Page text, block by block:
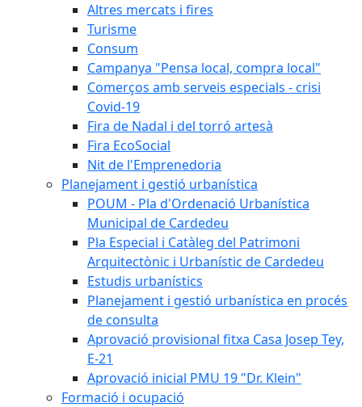
Altres mercats i fires
Turisme
Consum
Campanya "Pensa local, compra local"
Comerços amb serveis especials - crisi
Covid-19
Fira de Nadal i del torró artesà
Fira EcoSocial
Nit de l'Emprenedoria
Planejament i gestió urbanística
POUM - Pla d'Ordenació Urbanística
Municipal de Cardedeu
Pla Especial i Catàleg del Patrimoni
Arquitectònic i Urbanístic de Cardedeu
Estudis urbanístics
Planejament i gestió urbanística en procés
de consulta
Aprovació provisional fitxa Casa Josep Tey,
E-21
Aprovació inicial PMU 19 "Dr. Klein"
Formació i ocupació